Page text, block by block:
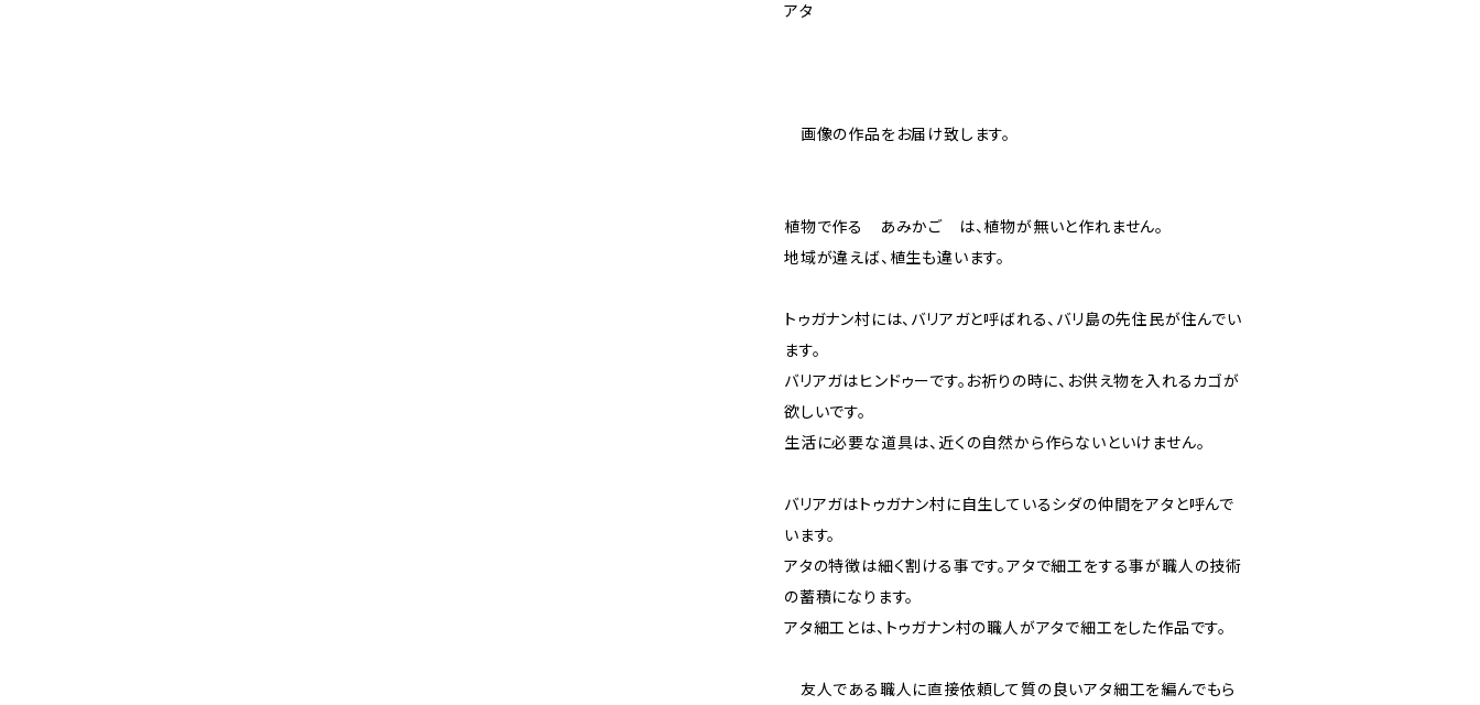
アタ
画像の作品をお届け致します。
植物で作る あみかご は、植物が無いと作れません。
地域が違えば、植生も違います。
トゥガナン村には、バリアガと呼ばれる、バリ島の先住民が住んでい
ます。
バリアガはヒンドゥーです。お祈りの時に、お供え物を入れるカゴが
欲しいです。
生活に必要な道具は、近くの自然から作らないといけません。
バリアガはトゥガナン村に自生しているシダの仲間をアタと呼んで
います。
アタの特徴は細く割ける事です。アタで細工をする事が職人の技術
の蓄積になります。
アタ細工とは、トゥガナン村の職人がアタで細工をした作品です。
友人である職人に直接依頼して質の良いアタ細工を編んでもら